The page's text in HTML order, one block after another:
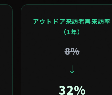
アウトドア来訪者再来訪率
8%
↓
32%
来訪時登録＋フォロー